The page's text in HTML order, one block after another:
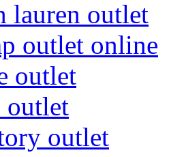
lauren outlet
outlet online
outlet
outlet